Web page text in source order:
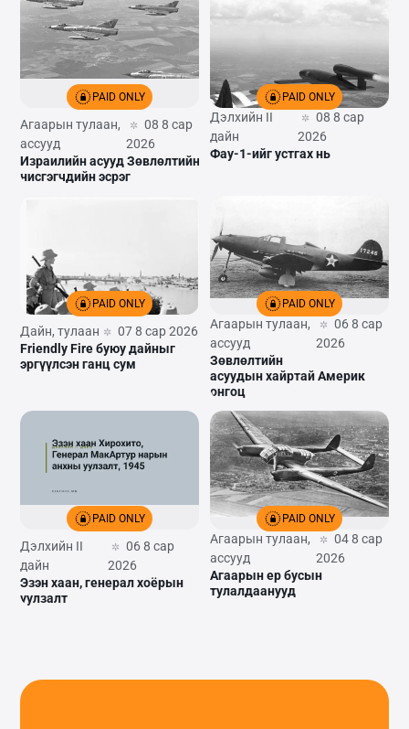
PAID ONLY
Агаарын тулаан,
ассууд
08 8 сар
2026
Израилийн асууд Зөвлөлтийн
нисгэгчдийн эсрэг
PAID ONLY
Дэлхийн II
дайн
08 8 сар
2026
Фау-1-ийг устгах нь
PAID ONLY
Дайн, тулаан
07 8 сар 2026
Friendly Fire буюу дайныг
эргүүлсэн ганц сум
PAID ONLY
Агаарын тулаан,
ассууд
06 8 сар
2026
Зөвлөлтийн
асуудын хайртай Америк
онгоц
PAID ONLY
Дэлхийн II
дайн
06 8 сар
2026
Эзэн хаан, генерал хоёрын
уулзалт
PAID ONLY
Агаарын тулаан,
ассууд
04 8 сар
2026
Агаарын ер бусын
тулалдаанууд